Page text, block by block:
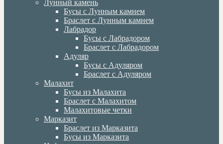
Лунный камень
Бусы с Лунным камнем
Браслет с Лунным камнем
Лабрадор
Бусы с Лабрадором
Браслет с Лабрадором
Адуляр
Бусы с Адуляром
Браслет с Адуляром
Малахит
Бусы из Малахита
Браслет с Малахитом
Малахитовые четки
Марказит
Браслет из Марказита
Бусы из Марказита